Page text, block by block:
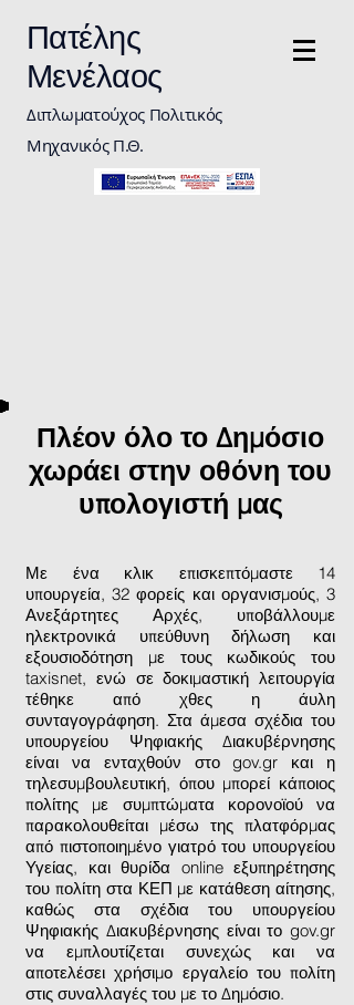
Πατέλης
Μενέλαος
Διπλωματούχος Πολιτικός
Μηχανικός Π.Θ.
Πλέον όλο το Δημόσιο
χωράει στην οθόνη του
υπολογιστή μας
Με ένα κλικ επισκεπτόμαστε 14
υπουργεία, 32 φορείς και οργανισμούς, 3
Ανεξάρτητες Αρχές, υποβάλλουμε
ηλεκτρονικά υπεύθυνη δήλωση και
εξουσιοδότηση με τους κωδικούς του
taxisnet, ενώ σε δοκιμαστική λειτουργία
τέθηκε από χθες η άυλη
συνταγογράφηση. Στα άμεσα σχέδια του
υπουργείου Ψηφιακής Διακυβέρνησης
είναι να ενταχθούν στο gov.gr και η
τηλεσυμβουλευτική, όπου μπορεί κάποιος
πολίτης με συμπτώματα κορονοϊού να
παρακολουθείται μέσω της πλατφόρμας
από πιστοποιημένο γιατρό του υπουργείου
Υγείας, και θυρίδα online εξυπηρέτησης
του πολίτη στα ΚΕΠ με κατάθεση αίτησης,
καθώς στα σχέδια του υπουργείου
Ψηφιακής Διακυβέρνησης είναι το gov.gr
να εμπλουτίζεται συνεχώς και να
αποτελέσει χρήσιμο εργαλείο του πολίτη
στις συναλλαγές του με το Δημόσιο.